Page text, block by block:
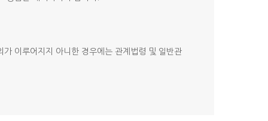
이루어지지 아니한 경우에는 관계법령 및 일반관